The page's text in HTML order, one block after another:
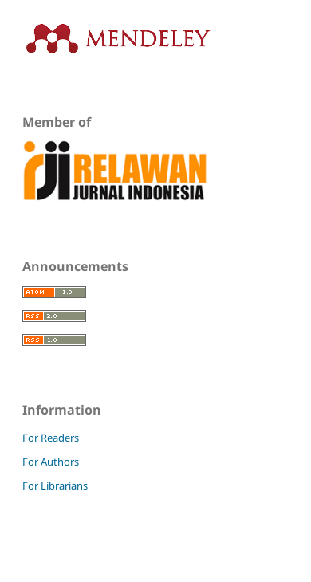
Member of
Announcements
Information
For Readers
For Authors
For Librarians